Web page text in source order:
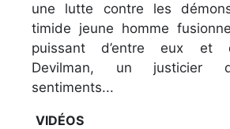
une lutte contre les
timide jeune homme
puissant d’entre eux et
Devilman, un justicier
sentiments...
VIDÉOS